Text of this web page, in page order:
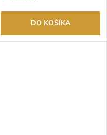
DO KOŠÍKA